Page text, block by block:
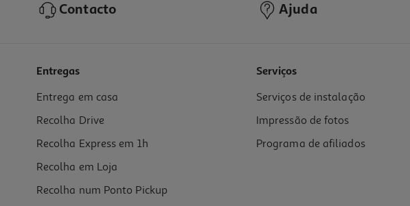
Contacto Ajuda
Entregas
Entrega em casa
Recolha Drive
Recolha Express em 1h
Recolha em Loja
Recolha num Ponto Pickup
Serviços
Serviços de instalação
Impressão de fotos
Programa de afiliados